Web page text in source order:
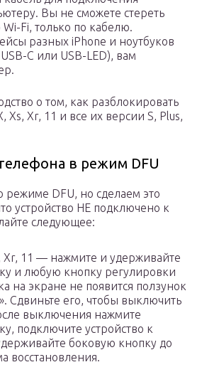
Вы не сможете стереть
Fi, только по кабелю.
разных iPhone и ноутбуков
C или USB-LED), вам
о том, как разблокировать
Xs, Xr, 11 и все их версии S, Plus,
в режим DFU
DFU, но сделаем это
устройство НЕ подключено к
следующее:
Xr, 11 — нажмите и удерживайте
и любую кнопку регулировки
на экране не появится ползунок
Сдвиньте его, чтобы выключить
выключения нажмите
подключите устройство к
боковую кнопку до
восстановления.